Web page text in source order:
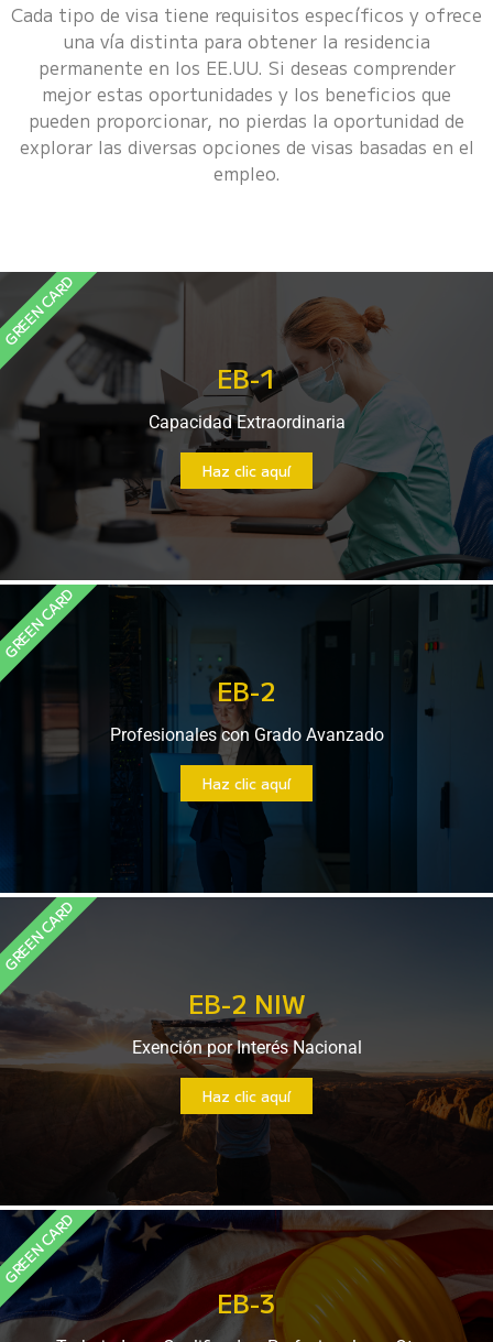
Cada tipo de visa tiene requisitos específicos y ofrece
una vía distinta para obtener la residencia
permanente en los EE.UU. Si deseas comprender
mejor estas oportunidades y los beneficios que
pueden proporcionar, no pierdas la oportunidad de
explorar las diversas opciones de visas basadas en el
empleo.
EB-1
Capacidad Extraordinaria
Haz clic aquí
CARD
EB-2
Profesionales con Grado Avanzado
Haz clic aquí
CARD
EB-2 NIW
Exención por Interés Nacional
Haz clic aquí
CARD
EB-3
CARD